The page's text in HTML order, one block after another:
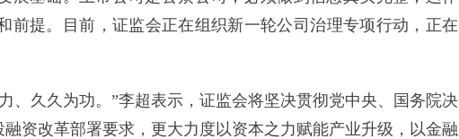
前提。目前，证监会正在组织新一轮公司治理专项行动，正在
久久为功。”李超表示，证监会将坚决贯彻党中央、国务院决
资改革部署要求，更大力度以资本之力赋能产业升级，以金融